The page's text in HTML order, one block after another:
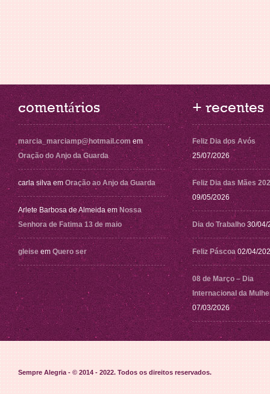
comentários
marcia_marciamp@hotmail.com em
Oração do Anjo da Guarda
carla silva em Oração ao Anjo da Guarda
Arlete Barbosa de Almeida em Nossa
Senhora de Fatima 13 de maio
gleise em Quero ser
+ recentes
Feliz Dia dos Avós
25/07/2026
Feliz Dia das Mães
09/05/2026
Dia do Trabalho 30/04/
Feliz Páscoa 02/04/
08 de Março – Dia
Internacional da
07/03/2026
Sempre Alegria - © 2014 - 2022. Todos os direitos reservados.